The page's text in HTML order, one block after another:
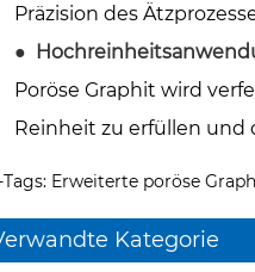
Präzision des
●
Poröse Graphit wird
Reinheit zu erfüllen und
Erweiterte poröse
Kategorie